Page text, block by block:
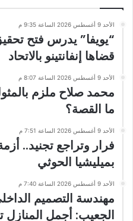
الأحد 9 أغسطس 2026 الساعة 9:35 م
قضاها إنفانتينو بالاتحاد
الأحد 9 أغسطس 2026 الساعة 8:07 م
محمد صلاح ملزم
ما القصة؟
الأحد 9 أغسطس 2026 الساعة 7:51 م
فرار وتراجع تجنيد..
بميليشيا الحوثي
الأحد 9 أغسطس 2026 الساعة 7:40 م
مهندسة التصميم
الجعيب: أجمل المنازل